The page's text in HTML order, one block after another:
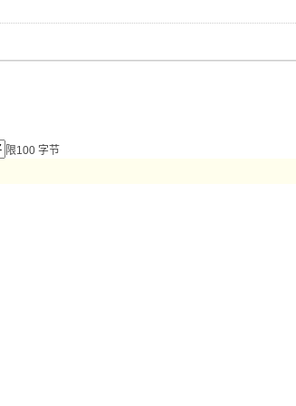
限100 字节